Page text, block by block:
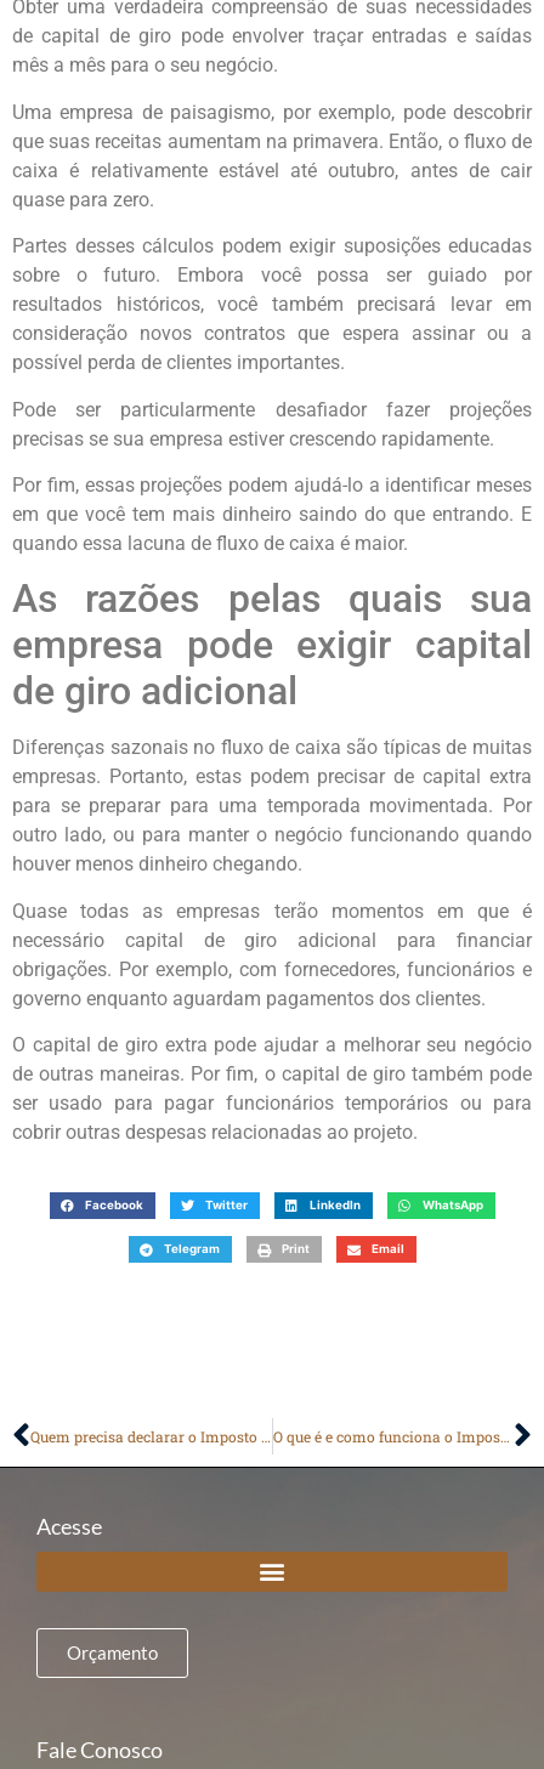
Obter uma verdadeira compreensão de suas necessidades
de capital de giro pode envolver traçar entradas e saídas
mês a mês para o seu negócio.
Uma empresa de paisagismo, por exemplo, pode descobrir
que suas receitas aumentam na primavera. Então, o fluxo de
caixa é relativamente estável até outubro, antes de cair
quase para zero.
Partes desses cálculos podem exigir suposições educadas
sobre o futuro. Embora você possa ser guiado por
resultados históricos, você também precisará levar em
consideração novos contratos que espera assinar ou a
possível perda de clientes importantes.
Pode ser particularmente desafiador fazer projeções
precisas se sua empresa estiver crescendo rapidamente.
Por fim, essas projeções podem ajudá-lo a identificar meses
em que você tem mais dinheiro saindo do que entrando. E
quando essa lacuna de fluxo de caixa é maior.
As razões pelas quais sua
empresa pode exigir capital
de giro adicional
Diferenças sazonais no fluxo de caixa são típicas de muitas
empresas. Portanto, estas podem precisar de capital extra
para se preparar para uma temporada movimentada. Por
outro lado, ou para manter o negócio funcionando quando
houver menos dinheiro chegando.
Quase todas as empresas terão momentos em que é
necessário capital de giro adicional para financiar
obrigações. Por exemplo, com fornecedores, funcionários e
governo enquanto aguardam pagamentos dos clientes.
O capital de giro extra pode ajudar a melhorar seu negócio
de outras maneiras. Por fim, o capital de giro também pode
ser usado para pagar funcionários temporários ou para
cobrir outras despesas relacionadas ao projeto.
Facebook Twitter LinkedIn WhatsApp
Telegram Print Email
Quem precisa declarar o Imposto de Renda? O que é e como funciona o Imposto de Renda?
Acesse
Orçamento
Fale Conosco